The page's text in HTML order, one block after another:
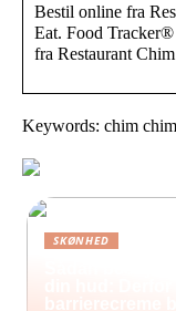
Bestil online fra
Eat. Food
fra Restaurant
Keywords: chim
SKØNHED
barrierecreme